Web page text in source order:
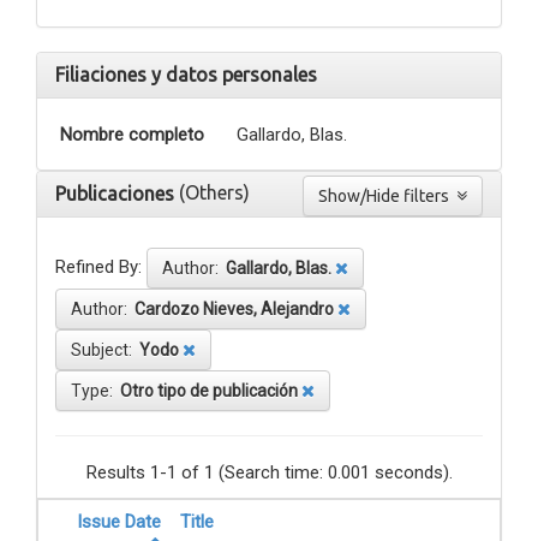
Filiaciones y datos personales
Nombre completo Gallardo, Blas.
Publicaciones (Others)
Refined By: Author: Gallardo, Blas.
Author: Cardozo Nieves, Alejandro
Subject: Yodo
Type: Otro tipo de publicación
Results 1-1 of 1 (Search time: 0.001 seconds).
Issue Date Title